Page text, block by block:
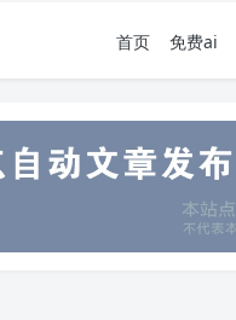
首页 免费ai